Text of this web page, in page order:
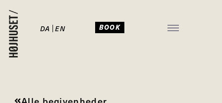
DA EN BOOK